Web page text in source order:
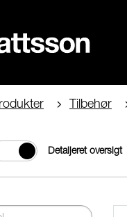
Tilbehør
Detaljeret oversigt